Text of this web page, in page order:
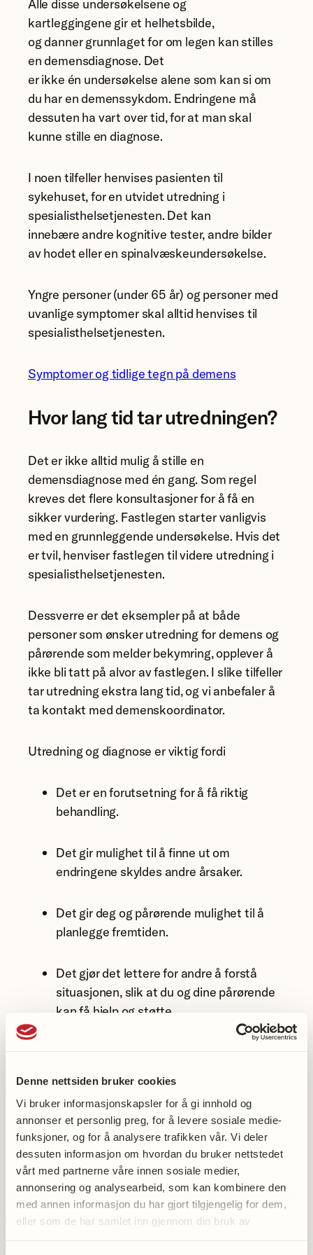
Denne nettsiden bruker cookies
Vi bruker informasjonskapsler for å gi innhold og
annonser et personlig preg, for å levere sosiale medie-
funksjoner, og for å analysere trafikken vår. Vi deler
dessuten informasjon om hvordan du bruker nettstedet
vårt med partnerne våre innen sosiale medier,
annonsering og analysearbeid, som kan kombinere den
med annen informasjon du har gjort tilgjengelig for dem,
eller som de har samlet inn gjennom din bruk av
Alle disse undersøkelsene og
kartleggingene gir et helhetsbilde,
og danner grunnlaget for om legen kan stilles
en demensdiagnose. Det
er ikke én undersøkelse alene som kan si om
du har en demenssykdom. Endringene må
dessuten ha vart over tid, for at man skal
kunne stille en diagnose.
I noen tilfeller henvises pasienten til
sykehuset, for en utvidet utredning i
spesialisthelsetjenesten. Det kan
innebære andre kognitive tester, andre bilder
av hodet eller en spinalvæskeundersøkelse.
Yngre personer (under 65 år) og personer med
uvanlige symptomer skal alltid henvises til
spesialisthelsetjenesten.
Symptomer og tidlige tegn på demens
Hvor lang tid tar utredningen?
Det er ikke alltid mulig å stille en
demensdiagnose med én gang. Som regel
kreves det flere konsultasjoner for å få en
sikker vurdering. Fastlegen starter vanligvis
med en grunnleggende undersøkelse. Hvis det
er tvil, henviser fastlegen til videre utredning i
spesialisthelsetjenesten.
Dessverre er det eksempler på at både
personer som ønsker utredning for demens og
pårørende som melder bekymring, opplever å
ikke bli tatt på alvor av fastlegen. I slike tilfeller
tar utredning ekstra lang tid, og vi anbefaler å
ta kontakt med demenskoordinator.
Utredning og diagnose er viktig fordi
Det er en forutsetning for å få riktig
behandling.
Det gir mulighet til å finne ut om
endringene skyldes andre årsaker.
Det gir deg og pårørende mulighet til å
planlegge fremtiden.
Det gjør det lettere for andre å forstå
situasjonen, slik at du og dine pårørende
kan få hjelp og støtte.
kommunen.
Utredning for demens bør skje til riktig tid, når
du er klar for det, og når det kan være til nytte.
En diagnose kan gi tilgang til tilpasset
oppfølging, og støtte og hjelp i
hverdagen,både for deg og dine pårørende.
Det kan også gjøre det enklere å planlegge